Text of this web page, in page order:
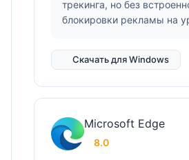
трекинга, но без
блокировки рекламы на
Скачать для Windows
Microsoft Edge
8.0